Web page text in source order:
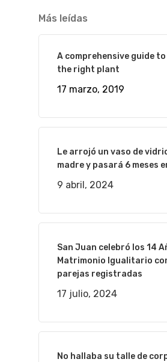
Más leídas
A comprehensive guide
the right plant
17 marzo, 2019
Le arrojó un vaso de
madre y pasará 6 meses
9 abril, 2024
San Juan celebró los 14
Matrimonio Igualitario
parejas registradas
17 julio, 2024
No hallaba su talle de